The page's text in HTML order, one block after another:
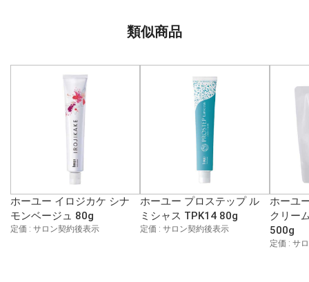
類似商品
ホーユー イロジカケ シナ
モンベージュ 80g
定価 : サロン契約後表示
ホーユー プロステップ ル
ミシャス TPK14 80g
定価 : サロン契約後表示
ホーユ
クリー
500g
定価 : サ